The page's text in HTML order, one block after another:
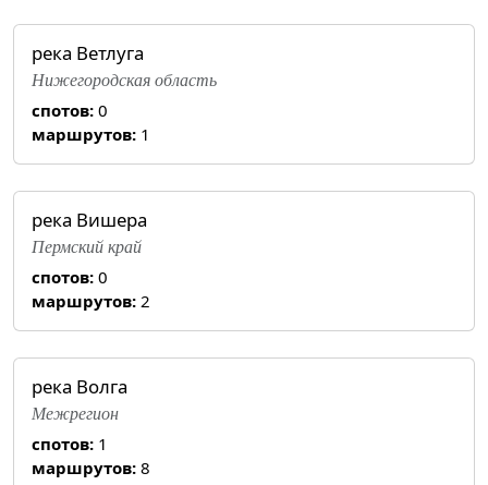
река Ветлуга
Нижегородская область
спотов: 0
маршрутов: 1
река Вишера
Пермский край
спотов: 0
маршрутов: 2
река Волга
Межрегион
спотов: 1
маршрутов: 8